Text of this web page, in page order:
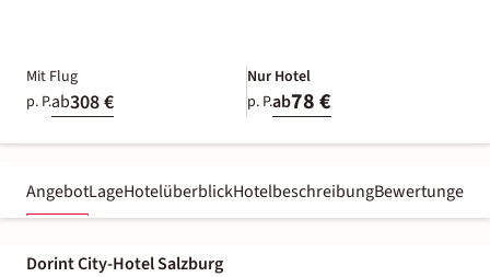
Mit Flug
p. P.ab308 €
Nur Hotel
p. P.ab78 €
AngebotLageHotelüberblickHotelbeschreibungBewertungen
Dorint City-Hotel Salzburg